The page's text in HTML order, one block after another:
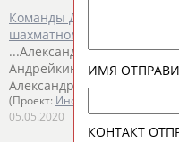
Команды Дворковича и
шахматном онлайн-
...Александра Горячкина.
Андрейкин иОльга Гиря.
Александр Мотылев. В...
(Проект: Информационное
05.05.2020
ИМЯ
КОНТАКТ